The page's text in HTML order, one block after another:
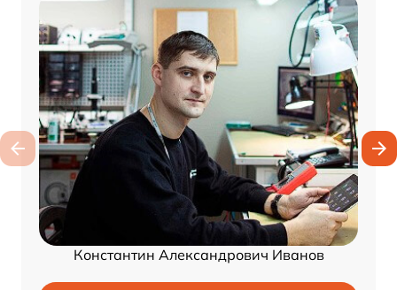
Константин Александрович Иванов